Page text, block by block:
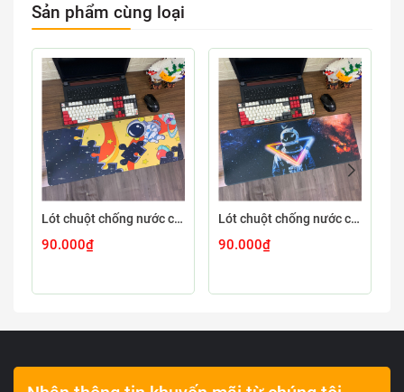
Sản phẩm cùng loại
Lót chuột chống nước cỡ lớn 80x30cm dày 3mm ASTRO-03-80X30
90.000₫
Lót chuột chống nước cỡ lớn 80x30cm dày 3mm ASTRO-02-80X30
90.000₫